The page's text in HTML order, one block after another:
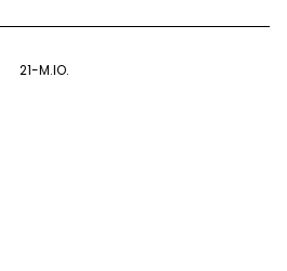
21-M.IO